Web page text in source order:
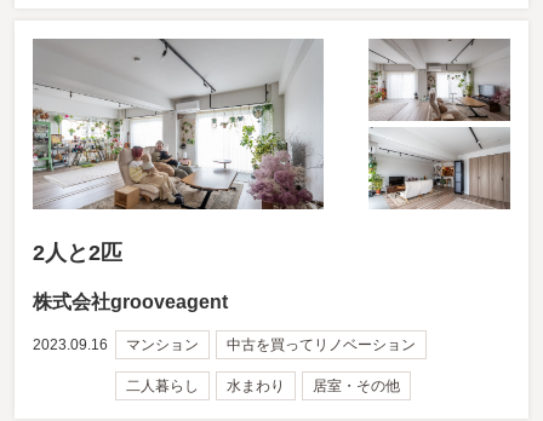
2人と2匹
株式会社grooveagent
2023.09.16 マンション 中古を買ってリノベーション
二人暮らし 水まわり 居室・その他